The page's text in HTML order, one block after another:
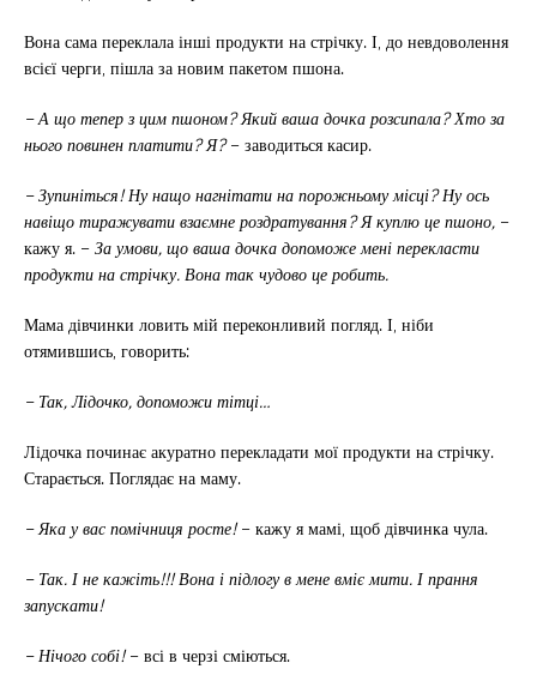
Вона сама переклала інші продукти на стрічку. І, до невдоволення
всієї черги, пішла за новим пакетом пшона.
– А що тепер з цим пшоном? Який ваша дочка розсипала? Хто за
нього повинен платити? Я?– заводиться касир.
– Зупиніться! Ну нащо нагнітати на порожньому місці? Ну ось
навіщо тиражувати взаємне роздратування? Я куплю це пшоно, –
кажу я. –За умови, що ваша дочка допоможе мені перекласти
продукти на стрічку. Вона так чудово це робить.
Мама дівчинки ловить мій переконливий погляд. І, ніби
отямившись, говорить:
– Так, Лідочко, допоможи тітці…
Лідочка починає акуратно перекладати мої продукти на стрічку.
Старається. Поглядає на маму.
– Яка у вас помічниця росте!– кажу я мамі, щоб дівчинка чула.
– Так. І не кажіть!!! Вона і підлогу в мене вміє мити. І прання
запускати!
– Нічого собі!– всі в черзі сміються.